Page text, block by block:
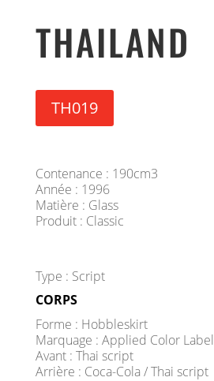
THAILAND
TH019
Contenance : 190cm3
Année : 1996
Matière : Glass
Produit : Classic
Type : Script
CORPS
Forme : Hobbleskirt
Marquage : Applied Color Label
Avant : Thai script
Arrière : Coca-Cola / Thai script